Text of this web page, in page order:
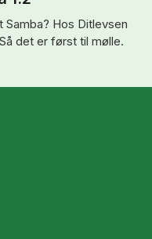
Samba? Hos Ditlevsen
det er først til mølle.